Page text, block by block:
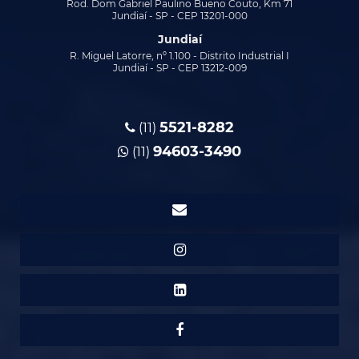
TRANSPORTE DE PRODUTOS INFLAMÁVEIS EM SUMARÉ
TRANSPORTE DE PRODUTOS INFLAMÁVEIS EM VINHEDO
TRANSPORTE DE REMÉDIOS EM ILHABELA SP
TRANSPORTES PARA ILHABELA
Rod. Dom Gabriel Paulino Bueno Couto, Km 71
Jundiaí - SP - CEP 13201-000
Jundiaí
R. Miguel Latorre, nº 1.100 - Distrito Industrial I
Jundiaí - SP - CEP 13212-009
(11) 5521-8282
(11) 94603-3490